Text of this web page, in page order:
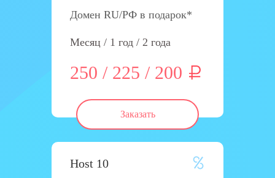
Домен RU/РФ в подарок*
Месяц / 1 год / 2 года
250 / 225 / 200
Заказать
Host 10